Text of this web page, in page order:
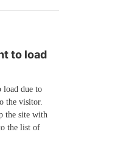
to load
load due to
the visitor.
the site with
the list of